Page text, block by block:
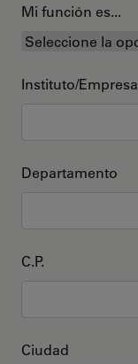
Mi función es...
Instituto/Empresa
Departamento
C.P.
Ciudad